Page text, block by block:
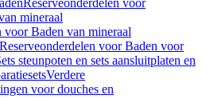
Reserveonderdelen voor
mineraal
voor Baden van mineraal
Reserveonderdelen voor Baden voor
steunpoten en sets aansluitplaten en
Verdere
voor douches en